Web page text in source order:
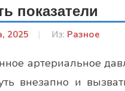
показатели
2025
От:
Юлія
Из: Разное
артериальное
внезапно и